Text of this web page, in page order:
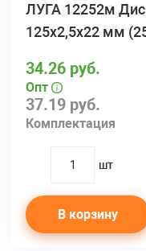
ЛУГА 12252м
125х2,5х22 мм
37.19 руб.
Комплектация
34.26 руб.
Опт
quantity
шт
В корзину